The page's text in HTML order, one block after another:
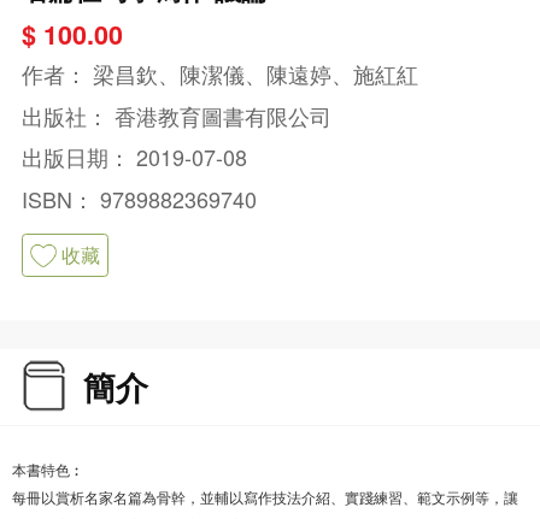
$ 100.00
作者： 梁昌欽、陳潔儀、陳遠婷、施紅紅
出版社： 香港教育圖書有限公司
出版日期： 2019-07-08
ISBN： 9789882369740
收藏
簡介
本書特色︰
每冊以賞析名家名篇為骨幹，並輔以寫作技法介紹、實踐練習、範文示例等，讓